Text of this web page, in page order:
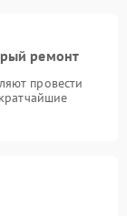
ремонт
провести